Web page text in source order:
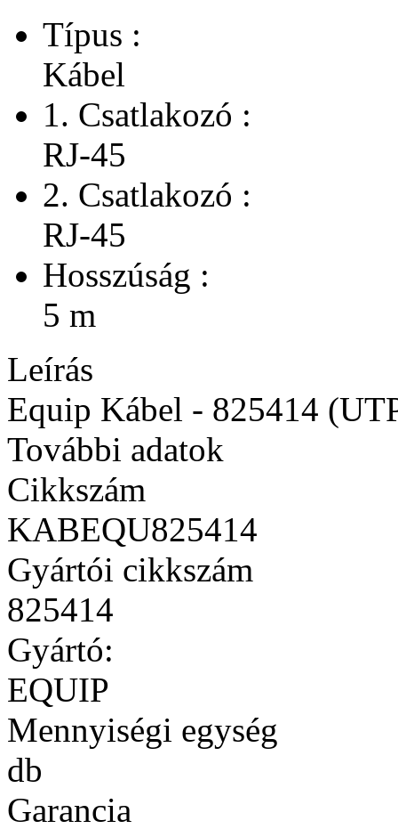
Típus :
Kábel
1. Csatlakozó :
RJ-45
2. Csatlakozó :
RJ-45
Hosszúság :
5 m
Leírás
Equip Kábel - 825414
További adatok
Cikkszám
KABEQU825414
Gyártói cikkszám
825414
Gyártó:
EQUIP
Mennyiségi egység
db
Garancia